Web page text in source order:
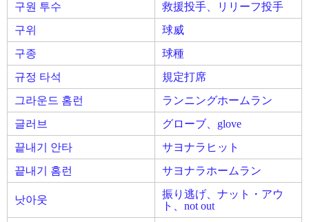
구원 투수
救援投手、リリーフ投手
구위
球威
구종
球種
규정 타석
規定打席
그라운드 홈런
ランニングホームラン
글러브
グローブ、glove
끝내기 안타
サヨナラヒット
끝내기 홈런
サヨナラホームラン
낫아웃
振り逃げ、ナット・アウ
ト、not out